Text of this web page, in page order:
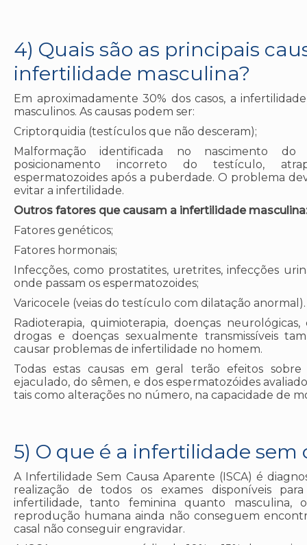
4) Quais são as principais
infertilidade masculina?
Em aproximadamente 30% dos casos, a
masculinos. As causas podem ser:
Criptorquidia (testículos que não desceram);
Malformação identificada no nascimento do
posicionamento incorreto do testículo,
espermatozoides após a puberdade. O problema
evitar a infertilidade.
Outros fatores que causam a infertilidade masculina:
Fatores genéticos;
Fatores hormonais;
Infecções, como prostatites, uretrites, infecções
onde passam os espermatozoides;
Varicocele (veias do testículo com dilatação anormal).
Radioterapia, quimioterapia, doenças
drogas e doenças sexualmente transmissíveis
causar problemas de infertilidade no homem.
Todas estas causas em geral terão efeitos
ejaculado, do sêmen, e dos espermatozóides
tais como alterações no número, na capacidade de
5) O que é a infertilidade sem
A Infertilidade Sem Causa Aparente (ISCA) é
realização de todos os exames disponíveis
infertilidade, tanto feminina quanto masculina,
reprodução humana ainda não conseguem
casal não conseguir engravidar.